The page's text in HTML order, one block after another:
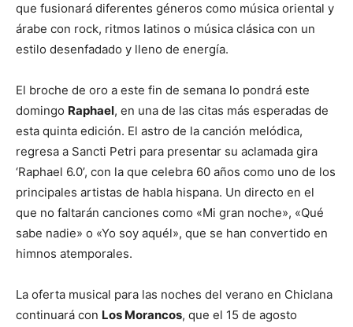
que fusionará diferentes géneros como música oriental y
árabe con rock, ritmos latinos o música clásica con un
estilo desenfadado y lleno de energía.
El broche de oro a este fin de semana lo pondrá este
domingo Raphael, en una de las citas más esperadas de
esta quinta edición. El astro de la canción melódica,
regresa a Sancti Petri para presentar su aclamada gira
‘Raphael 6.0’, con la que celebra 60 años como uno de los
principales artistas de habla hispana. Un directo en el
que no faltarán canciones como «Mi gran noche», «Qué
sabe nadie» o «Yo soy aquél», que se han convertido en
himnos atemporales.
La oferta musical para las noches del verano en Chiclana
continuará con Los Morancos, que el 15 de agosto